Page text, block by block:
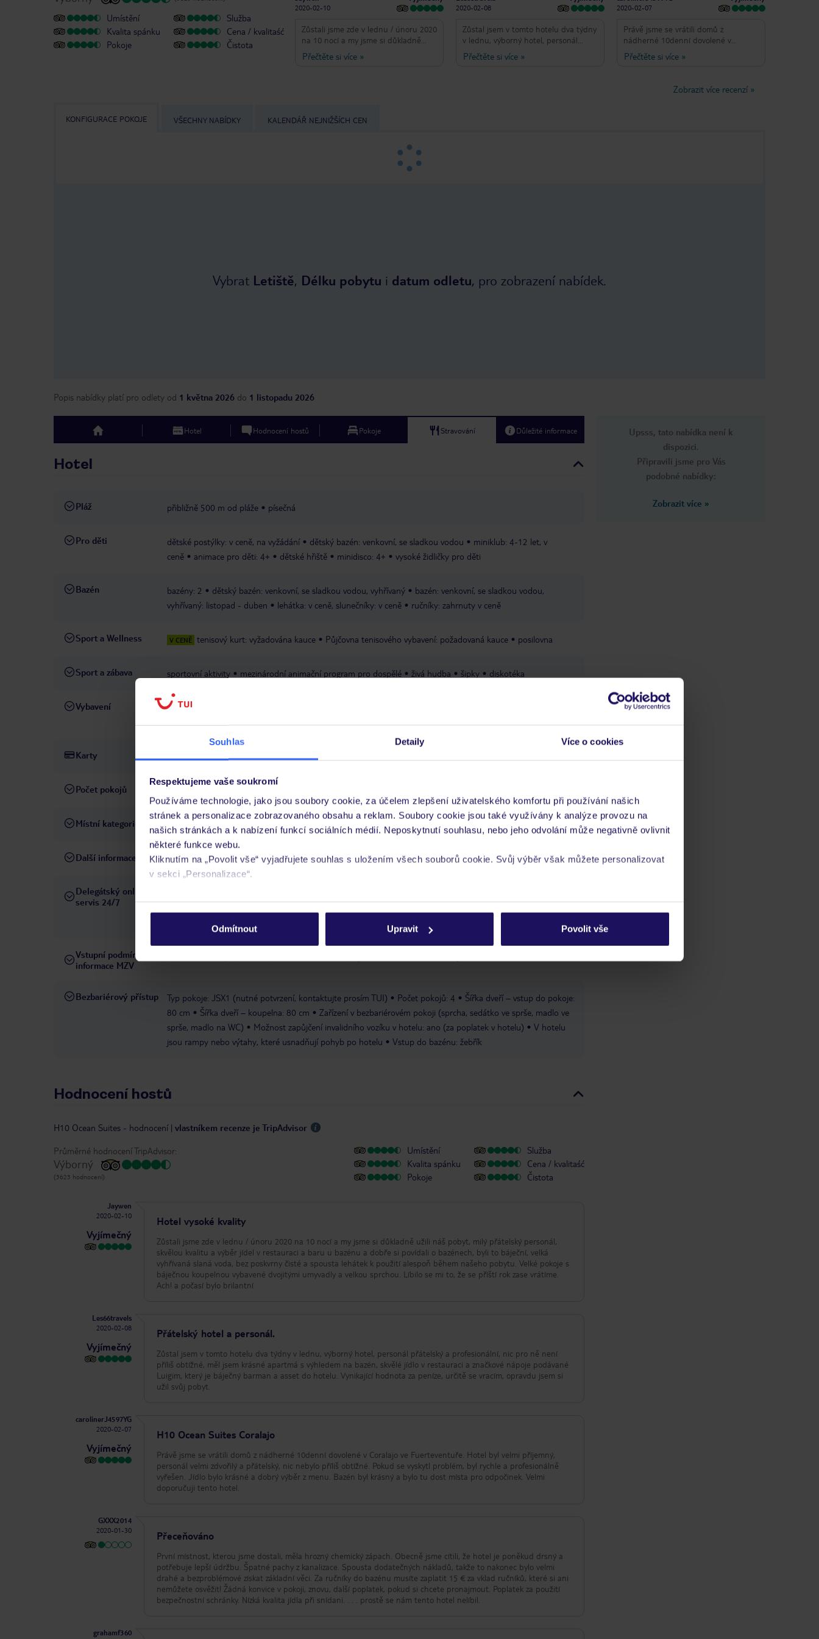
Souhlas Detaily Více o cookies
Respektujeme vaše soukromí
Používáme technologie, jako jsou soubory cookie, za účelem zlepšení uživatelského komfortu při používání našich
stránek a personalizace zobrazovaného obsahu a reklam. Soubory cookie jsou také využívány k analýze provozu na
našich stránkách a k nabízení funkcí sociálních médií. Neposkytnutí souhlasu, nebo jeho odvolání může negativně ovlivnit
některé funkce webu.
Kliknutím na „Povolit vše“ vyjadřujete souhlas s uložením všech souborů cookie. Svůj výběr však můžete personalizovat
v sekci „Personalizace“.
Podrobné informace o souborech cookie naleznete vzásadách používání souborů cookieazásadách ochrany
Odmítnout
Upravit Povolit vše
Umístění
Kvalita spánku
Pokoje
Služba
Cena / kvalitaść
Čistota
2020-02-10
Zůstali jsme zde v lednu / únoru 2020
na 10 nocí a my jsme si důkladně
užili náš pobyt, milý přátelský
personál, skvělou kvalitu a výběr jídel
použití alespoň během našeho
umyvadly a velkou sprchou. Líbilo se
mi to, že se příští rok zase vrátíme.
Přečtěte si více »
2020-02-08
Zůstal jsem v tomto hotelu dva týdny
v lednu, výborný hotel, personál
přátelský a profesionální, nic pro ně
není příliš obtížné, měl jsem krásné
Přečtěte si více»
2020-02-07
Právě jsme se vrátili domů z
nádherné 10denní dovolené v
Coralajo ve Fuerteventuře. Hotel byl
velmi příjemný, personál velmi
obtížné. Pokud se vyskytl problém,
byl rychle a profesionálně vyřešen.
Přečtěte si více»
Zobrazit více recenzí»
KONFIGURACE POKOJE VŠECHNY NABÍDKY KALENDÁŘ NEJNIŽŠÍCH CEN
Vybrat Letiště, Délku pobytu i datum odletu, pro zobrazení nabídek.
Popis nabídky platí pro odlety od 1 května 2026 do 1 listopadu 2026
top Hotel Hodnocení hostů Pokoje Stravování Důležité informace
Hotel
Pláž přibližně 500 m od pláže písečná
Pro děti dětské postýlky: v ceně, na vyžádání dětský bazén: venkovní, se sladkou vodou
miniklub: 4-12 let, v
ceně
animace pro děti: 4+ dětské hřiště minidisco: 4+ vysoké židličky pro děti
Bazén bazény: 2 dětský bazén: venkovní, se sladkou vodou, vyhřívaný
bazén: venkovní, se sladkou vodou,
vyhřívaný: listopad - duben
lehátka: v ceně, slunečníky: v ceně ručníky: zahrnuty v ceně
Sport a Wellness V CENĚ tenisový kurt: vyžadována kauce Půjčovna tenisového vybavení: požadovaná kauce posilovna
Sport a zábava sportovní aktivity mezinárodní animační program pro dospělé živá hudba šipky diskotéka
Vybavení recepce: 24 hodin
Karty Visa, MasterCard, American Express
Počet pokojů
Místní kategorie 4 hvězdičky
Další informace hotel nepřijímá domácí zvířata Povinná záloha kreditní kartou
Delegátský online
servis 24/7
pobytových místech a jazykových požadavcích naleznete na www.tui.cz v záložce
Vstupní podmínky a
informace MZV
Bezbariérový přístup Typ pokoje: JSX1 (nutné potvrzení, kontaktujte prosím TUI) Počet pokojů: 4
Šířka dveří – vstup do pokoje:
80 cm
Šířka dveří – koupelna: 80 cm
Zařízení v bezbariérovém pokoji (sprcha, sedátko ve sprše, madlo ve
sprše, madlo na WC)
Možnost zapůjčení invalidního vozíku v hotelu: ano (za poplatek v hotelu)
V hotelu
jsou rampy nebo výtahy, které usnadňují pohyb po hotelu
Vstup do bazénu: žebřík
Hodnocení hostů
H10 Ocean Suites - hodnocení | vlastníkem recenze je TripAdvisor
Průměrné hodnocení TripAdvisor:
Výborný
(3623 hodnocení)
Umístění
Kvalita spánku
Pokoje
Služba
Cena / kvalitaść
Čistota
Jaywen
2020-02-10
Vyjímečný
Hotel vysoké kvality
Zůstali jsme zde v lednu / únoru 2020 na 10 nocí a my jsme si důkladně užili náš pobyt, milý přátelský personál,
skvělou kvalitu a výběr jídel v restauraci a baru u bazénu a dobře si povídali o bazénech, byli to báječní, velká
vyhřívaná slaná voda, bez poskvrny čisté a spousta lehátek k použití alespoň během našeho pobytu. Velké pokoje s
báječnou koupelnou vybavené dvojitými umyvadly a velkou sprchou. Líbilo se mi to, že se příští rok zase vrátíme.
Ach! a počasí bylo brilantní
Les66travels
2020-02-08
Vyjímečný
Přátelský hotel a personál.
Zůstal jsem v tomto hotelu dva týdny v lednu, výborný hotel, personál přátelský a profesionální, nic pro ně není
příliš obtížné, měl jsem krásné apartmá s výhledem na bazén, skvělé jídlo v restauraci a značkové nápoje podávané
Luigim, který je báječný barman a asset do hotelu. Vynikající hodnota za peníze, určitě se vracím, opravdu jsem si
užil svůj pobyt.
carolinerJ4597YG
2020-02-07
Vyjímečný
H10 Ocean Suites Coralajo
Právě jsme se vrátili domů z nádherné 10denní dovolené v Coralajo ve Fuerteventuře. Hotel byl velmi příjemný,
personál velmi zdvořilý a přátelský, nic nebylo příliš obtížné. Pokud se vyskytl problém, byl rychle a profesionálně
vyřešen. Jídlo bylo krásné a dobrý výběr z menu. Bazén byl krásný a bylo tu dost místa pro odpočinek. Velmi
doporučuji tento hotel.
GXXX2014
2020-01-30
Přeceňováno
První místnost, kterou jsme dostali, měla hrozný chemický zápach. Obecně jsme cítili, že hotel je poněkud drsný a
potřebuje lepší údržbu. Špatné pachy z kanalizace. Spousta dodatečných nákladů, takže to nakonec bylo velmi
drahé a bezproblémové získat základní věci. Za ručníky do bazénu musíte zaplatit 15 € za vklad ručníků, které si ani
nemůžete osvěžit! Žádná konvice v pokoji, znovu, další poplatek, pokud si chcete pronajmout. Poplatek za použití
bezpečnostní schránky. Nízká kvalita jídla při snídani. . . . prostě se nám tento hotel nelíbil.
grahamf360
Upsss, tato nabídka není k
dispozici.
Připravili jsme pro Vás
podobné nabídky:
Zobrazit více »